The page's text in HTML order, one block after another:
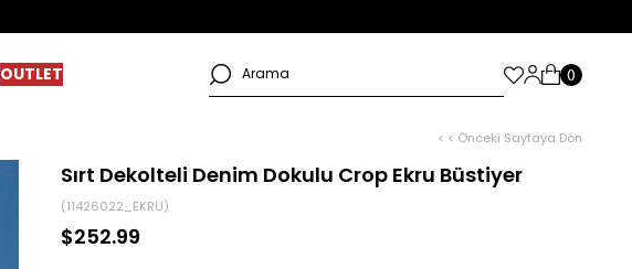
OUTLET
< < Önceki Sayfaya Dön
Sırt Dekolteli Denim Dokulu Crop Ekru Büstiyer
(11426022_EKRU)
$252.99